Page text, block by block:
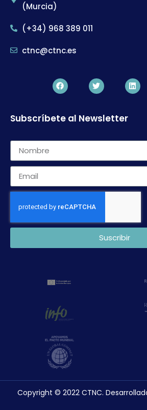
(Murcia)
(+34) 968 389 011
ctnc@ctnc.es
Subscríbete al Newsletter
Suscribir
Copyright © 2022 CTNC.